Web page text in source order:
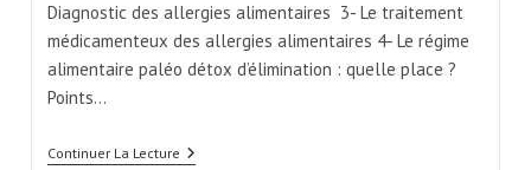
Diagnostic des allergies alimentaires 3- Le traitement
médicamenteux des allergies alimentaires 4- Le régime
alimentaire paléo détox d’élimination : quelle place ?
Points…
Continuer La Lecture